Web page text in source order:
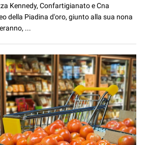
Kennedy, Confartigianato e Cna
della Piadina d'oro, giunto alla sua nona
...